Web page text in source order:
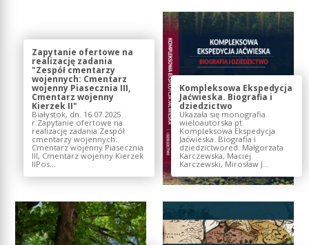
Zapytanie ofertowe na
realizację zadania
"Zespół cmentarzy
wojennych: Cmentarz
wojenny Piasecznia III,
Cmentarz wojenny
Kierzek II"
Białystok, dn. 16.07.2025
r.Zapytanie ofertowe na
realizację zadania:Zespół
cmentarzy wojennych:
Cmentarz wojenny Piasecznia
III, Cmentarz wojenny Kierzek
IIPos...
Kompleksowa Ekspedycja
Jaćwieska. Biografia i
dziedzictwo
Ukazała się monografia
wieloautorska pt.
Kompleksowa Ekspedycja
Jaćwieska. Biografia i
dziedzictwored. Małgorzata
Karczewska, Maciej
Karczewski, Mirosław J...